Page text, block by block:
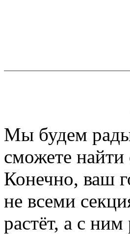
Мы будем
сможете
Конечно, ваш
не всеми
растёт, а с ним